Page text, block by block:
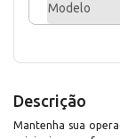
Modelo
Descrição
Mantenha sua